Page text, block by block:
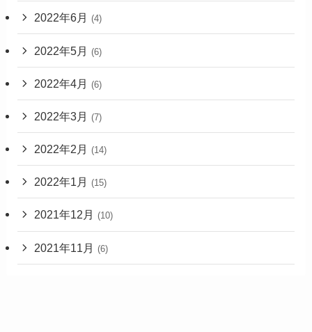
2022年6月 (4)
2022年5月 (6)
2022年4月 (6)
2022年3月 (7)
2022年2月 (14)
2022年1月 (15)
2021年12月 (10)
2021年11月 (6)